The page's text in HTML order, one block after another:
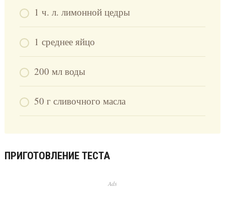
1 ч. л. лимонной цедры
1 среднее яйцо
200 мл воды
50 г сливочного масла
ПРИГОТОВЛЕНИЕ ТЕСТА
Ads